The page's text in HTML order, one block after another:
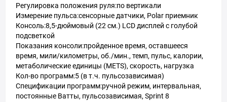
Регулировка положения руля:по вертикали
Измерение пульса:сенсорные датчики, Polar приемник
Консоль:8,5-дюймовый (22 см.) LCD дисплей с голубой
подсветкой
Показания консоли:пройденное время, оставшееся
время, мили/километры, об./мин., темп, пульс, калории,
метаболические единицы (METS), скорость, нагрузка
Кол-во программ:5 (в т.ч. пульсозависимая)
Спецификации программ:ручной режим, интервальная,
постоянные Ватты, пульсозависимая, Sprint 8